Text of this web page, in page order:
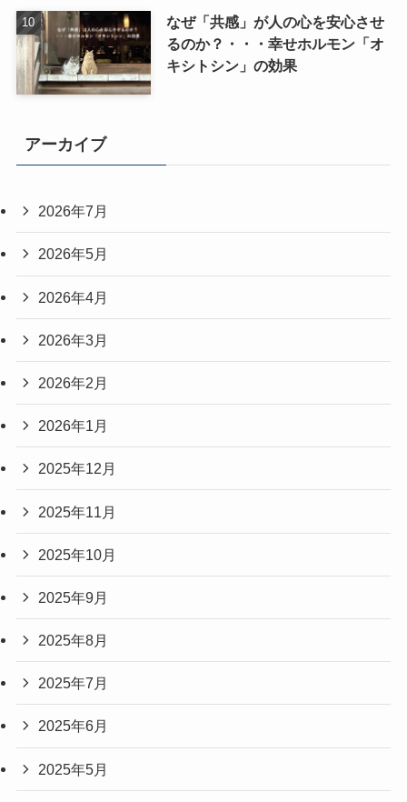
なぜ「共感」が人の心を安心させ
るのか？・・・幸せホルモン「オ
キシトシン」の効果
アーカイブ
2026年7月
2026年5月
2026年4月
2026年3月
2026年2月
2026年1月
2025年12月
2025年11月
2025年10月
2025年9月
2025年8月
2025年7月
2025年6月
2025年5月